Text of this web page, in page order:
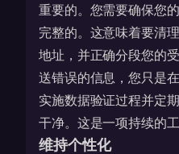
重要的。您需要确保您
完整的。这意味着要清
地址，并正确分段您的
送错误的信息，您只是
实施数据验证过程并定
干净。这是一项持续的工
维持个性化